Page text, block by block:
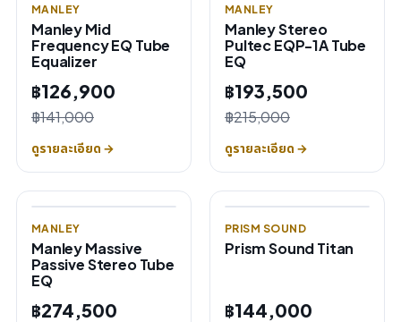
MANLEY
Manley Mid
Frequency EQ Tube
Equalizer
฿126,900
฿141,000
ดูรายละเอียด →
MANLEY
Manley Stereo
Pultec EQP-1A Tube
EQ
฿193,500
฿215,000
ดูรายละเอียด →
MANLEY
Manley Massive
Passive Stereo Tube
EQ
฿274,500
PRISM SOUND
Prism Sound Titan
฿144,000